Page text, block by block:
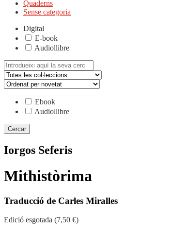
Quaderns
Sense categoria
Digital
E-book
Audiollibre
Cerca:
Ebook
Audiollibre
Iorgos Seferis
Mithistòrima
Traducció de Carles Miralles
Edició esgotada (7,50 €)